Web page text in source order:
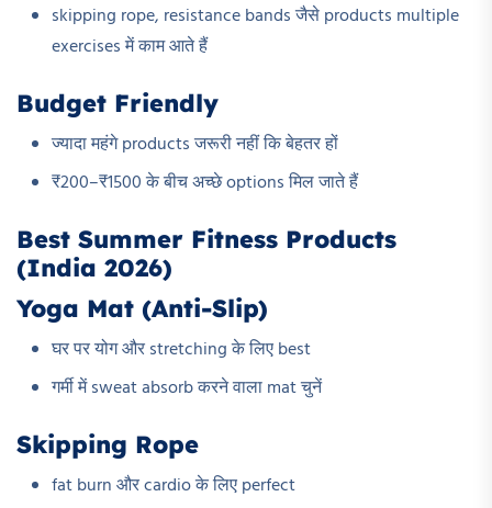
skipping rope, resistance bands जैसे products multiple
exercises में काम आते हैं
Budget Friendly
ज्यादा महंगे products जरूरी नहीं कि बेहतर हों
₹200–₹1500 के बीच अच्छे options मिल जाते हैं
Best Summer Fitness Products
(India 2026)
Yoga Mat (Anti-Slip)
घर पर योग और stretching के लिए best
गर्मी में sweat absorb करने वाला mat चुनें
Skipping Rope
fat burn और cardio के लिए perfect